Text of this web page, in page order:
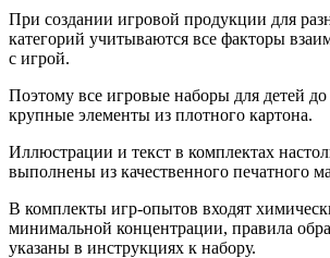
При создании игровой продукции для
категорий учитываются все факторы
с игрой.
Поэтому все игровые наборы для детей до
крупные элементы из плотного картона.
Иллюстрации и текст в комплектах
выполнены из качественного печатного
В комплекты игр-опытов входят
минимальной концентрации, правила
указаны в инструкциях к набору.